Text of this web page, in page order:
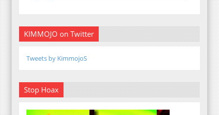
KIMMOJO on Twitter
Tweets by KimmojoS
Stop Hoax